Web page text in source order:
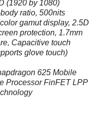
(1920 by 1080)
ratio, 500nits
gamut display, 2.5D
protection, 1.7mm
Capacitive touch
glove touch)
625 Mobile
Processor FinFET LPP